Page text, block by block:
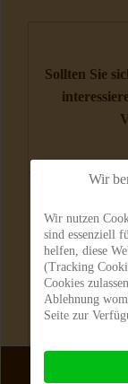
Sollten Sie
Sie haben
Webseite
115)
Wir
Wir nutzen
sind essenziell
helfen, diese
(Tracking
Cookies
Ablehnung
Seite zur